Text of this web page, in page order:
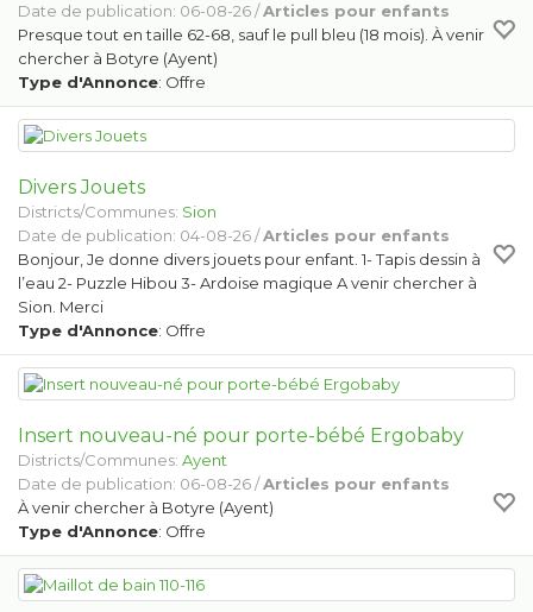
Date de publication: 06-08-26 /Articles pour enfants
Presque tout en taille 62-68, sauf le pull bleu (18 mois). À venir
chercher à Botyre (Ayent)
Type d'Annonce: Offre
Divers Jouets
Districts/Communes: Sion
Date de publication: 04-08-26 /Articles pour enfants
Bonjour, Je donne divers jouets pour enfant. 1- Tapis dessin à
l’eau 2- Puzzle Hibou 3- Ardoise magique A venir chercher à
Sion. Merci
Type d'Annonce: Offre
Insert nouveau-né pour porte-bébé Ergobaby
Districts/Communes: Ayent
Date de publication: 06-08-26 /Articles pour enfants
À venir chercher à Botyre (Ayent)
Type d'Annonce: Offre